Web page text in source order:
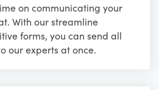
on communicating your
With our streamline
forms, you can send all
our experts at once.